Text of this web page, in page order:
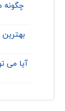
چگونه
آیا می